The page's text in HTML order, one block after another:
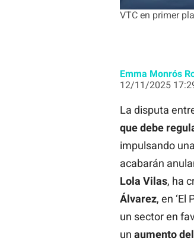
VTC en primer
Emma Monrós
12/11/2025
La disputa
que debe
impulsando
acabarán
Lola Vilas, ha
Álvarez, en ‘El
un sector en
un aumento